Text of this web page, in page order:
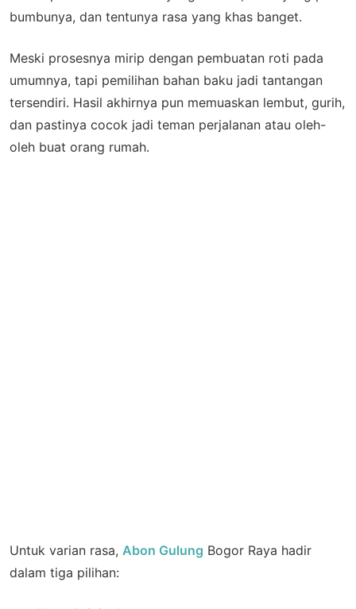
bumbunya, dan tentunya rasa yang khas banget.
Meski prosesnya mirip dengan pembuatan roti pada
umumnya, tapi pemilihan bahan baku jadi tantangan
tersendiri. Hasil akhirnya pun memuaskan lembut, gurih,
dan pastinya cocok jadi teman perjalanan atau oleh-
oleh buat orang rumah.
Untuk varian rasa, Abon Gulung Bogor Raya hadir
dalam tiga pilihan: